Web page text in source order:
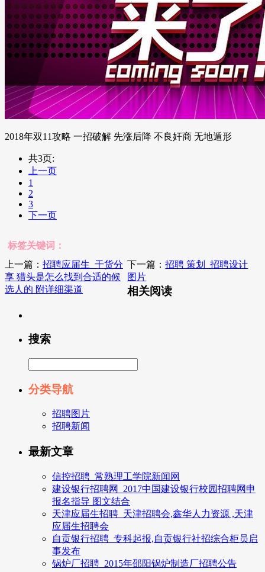
2018年双11攻略 一招破解 先涨后降 不良奸商 无地遁形
共3页:
上一页
1
2
3
下一页
标签关键词：
上一篇： 招聘应届生_干货分
享 猎头是怎么找到合适的候
选人的 附详细渠道
下一篇：招聘 策划_招聘设计
图片
相关阅读
搜索
分类导航
招聘图片
招聘新闻
最新文章
信控招聘_常熟理工学院新闻网
建设银行招聘网_2017中国建设银行校园招聘网申
报名指导 图文结合
天津应届生招聘_天津招聘会,鑫华人力资源 ,天津
应届生招聘会
自贡银行招聘_专科起报,自贡银行社招综合柜员启
事发布
锅炉厂招聘_2015年邵阳锅炉制造厂招聘公告